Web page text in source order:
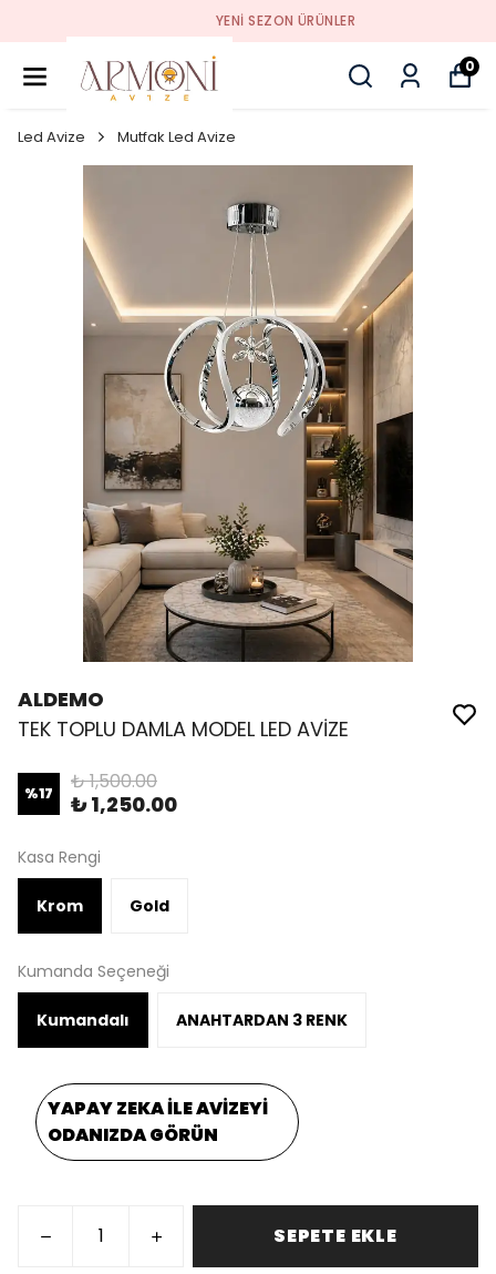
YENI SEZON ÜRÜNLER
0
Led Avize Mutfak Led Avize
ALDEMO
TEK TOPLU DAMLA MODEL LED AVİZE
%17 ₺ 1,500.00
₺ 1,250.00
Kasa Rengi
Krom Gold
Kumanda Seçeneği
Kumandalı ANAHTARDAN 3 RENK
YAPAY ZEKA İLE AVİZEYİ
ODANIZDA GÖRÜN
SEPETE EKLE